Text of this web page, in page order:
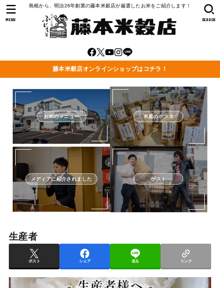
島根から、明治26年創業の藤本米穀店が厳選したお米をご紹介します！
SEARCH
MENU
藤本米穀店オンラインショップはコチラ！
お米のメニュー 米屋のホンネ
メディアに紹介されました ゲスト
生産者
ポスト シェア 送る リンク